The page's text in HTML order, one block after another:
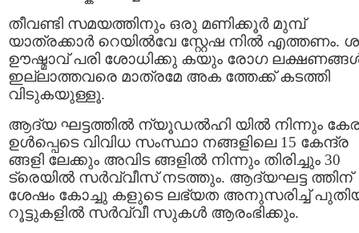
തീവണ്ടി സമയത്തിനും ഒരു മണിക്കൂര്‍ മുമ്പ്
യാത്രക്കാര്‍ റെയില്‍വേ സ്റ്റേഷ നില്‍ എത്തണം.
ഊഷ്മാവ് പരി ശോധിക്കു കയും രോഗ
ഇല്ലാത്തവരെ മാത്രമേ അക ത്തേക്ക് കടത്തി
വിടുകയുള്ളൂ.
ആദ്യ ഘട്ടത്തില്‍ ന്യൂഡല്‍ഹി യില്‍ നിന്നും
ഉള്‍പ്പെടെ വിവിധ സംസ്ഥാ നങ്ങളിലെ 15 കേന്ദ്ര
ങ്ങളി ലേക്കും അവിട ങ്ങളില്‍ നിന്നും തിരിച്ചും 30
ട്രെയില്‍ സര്‍വ്വീസ് നടത്തും. ആദ്യഘട്ട ത്തിന്
ശേഷം കോച്ചു കളുടെ ലഭ്യത അനുസരിച്ച്
റൂട്ടുകളില്‍ സര്‍വ്വീ സുകള്‍ ആരംഭിക്കും.